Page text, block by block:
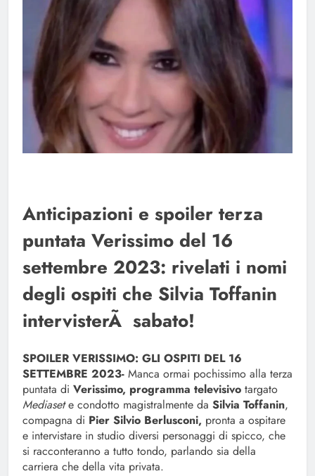
Anticipazioni e spoiler terza
puntata Verissimo del 16
settembre 2023: rivelati i nomi
degli ospiti che Silvia Toffanin
intervisterÃ sabato!
SPOILER VERISSIMO: GLI OSPITI DEL 16
SETTEMBRE 2023- Manca ormai pochissimo alla terza
puntata di Verissimo, programma televisivo targato
Mediasete condotto magistralmente da Silvia Toffanin,
compagna di Pier Silvio Berlusconi, pronta a ospitare
e intervistare in studio diversi personaggi di spicco, che
si racconteranno a tutto tondo, parlando sia della
carriera che della vita privata.